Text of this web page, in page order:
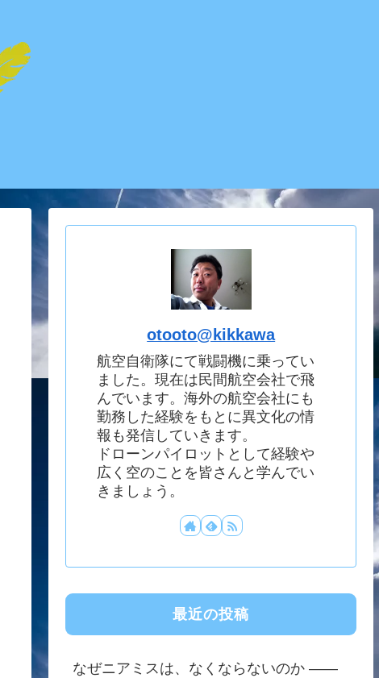
otooto@kikkawa
航空自衛隊にて戦闘機に乗ってい
ました。現在は民間航空会社で飛
んでいます。海外の航空会社にも
勤務した経験をもとに異文化の情
報も発信していきます。
ドローンパイロットとして経験や
広く空のことを皆さんと学んでい
きましょう。
最近の投稿
なぜニアミスは、なくならないのか ——